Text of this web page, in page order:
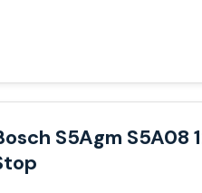
S5Agm S5A08